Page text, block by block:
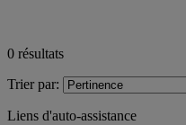
0 résultats
Trier par:
Liens d'auto-assistance